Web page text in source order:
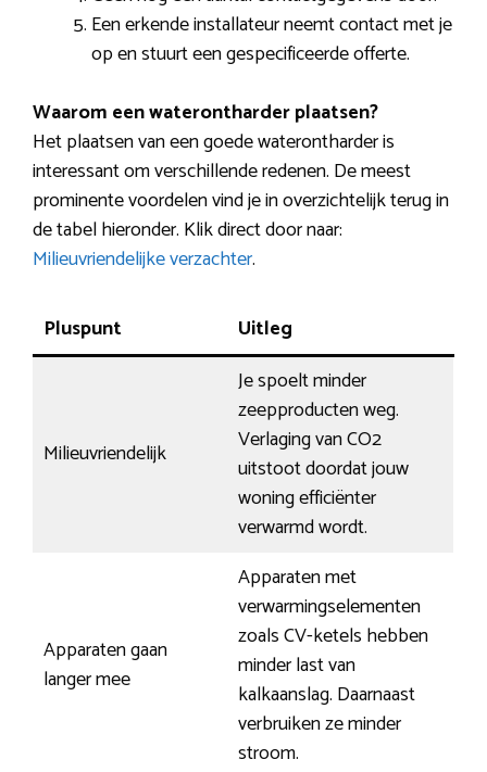
Een erkende installateur neemt contact met je
op en stuurt een gespecificeerde offerte.
Waarom een waterontharder plaatsen?
Het plaatsen van een goede waterontharder is
interessant om verschillende redenen. De meest
prominente voordelen vind je in overzichtelijk terug in
de tabel hieronder. Klik direct door naar:
Milieuvriendelijke verzachter.
Pluspunt Uitleg
Milieuvriendelijk
Je spoelt minder
zeepproducten weg.
Verlaging van CO2
uitstoot doordat jouw
woning efficiënter
verwarmd wordt.
Apparaten gaan
langer mee
Apparaten met
verwarmingselementen
zoals CV-ketels hebben
minder last van
kalkaanslag. Daarnaast
verbruiken ze minder
stroom.